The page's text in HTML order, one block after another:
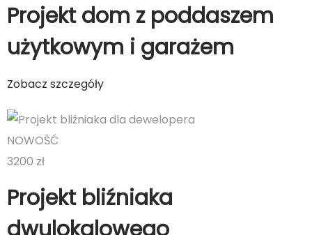
Projekt dom z poddaszem
użytkowym i garażem
Zobacz szczegóły
NOWOŚĆ
3200 zł
Projekt bliźniaka